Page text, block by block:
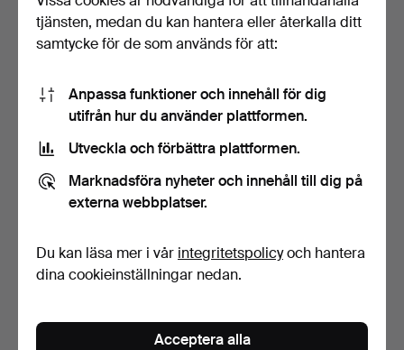
1900-tal.
Du kan också söka ivårt arkiv med avslutade auktioner
tjänsten, medan du kan hantera eller återkalla ditt
samtycke för de som används för att:
Anpassa funktioner och innehåll för dig
utifrån hur du använder plattformen.
Utveckla och förbättra plattformen.
Marknadsföra nyheter och innehåll till dig på
externa webbplatser.
Du kan läsa mer i vår integritetspolicyoch hantera
dina cookieinställningar nedan.
Acceptera alla